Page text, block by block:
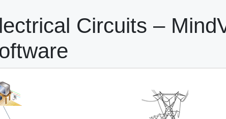
Circuits –